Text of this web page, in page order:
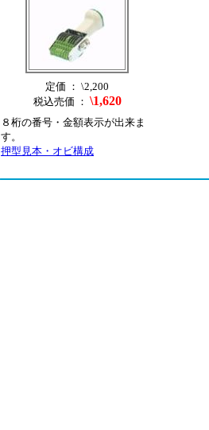
定価 ： \2,200
税込売価 ： \1,620
８桁の番号・金額表示が出来ま
す。
押型見本・オビ構成